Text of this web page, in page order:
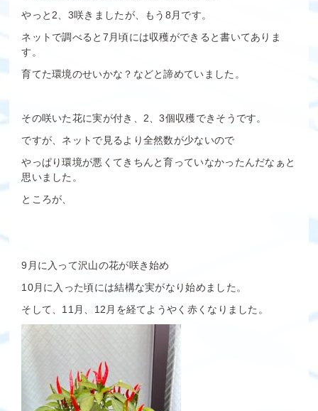
やっと2、3咲きましたが、もう8月です。
ネットで調べると7月頃には収穫ができると書いてありま
す。
育てた環境のせいかな？などと諦めていました。
その咲いた花に実が付き、2、3個収穫できそうです。
ですが、ネットで見るより全然数が少ないので
やっぱり環境が悪くてきちんと育っていなかったんだなぁと
思いました。
ところが、
9月に入って沢山の花が咲き始め
10月に入った頃には結構な実がなり始めました。
そして、11月、12月を経てようやく赤くなりました。